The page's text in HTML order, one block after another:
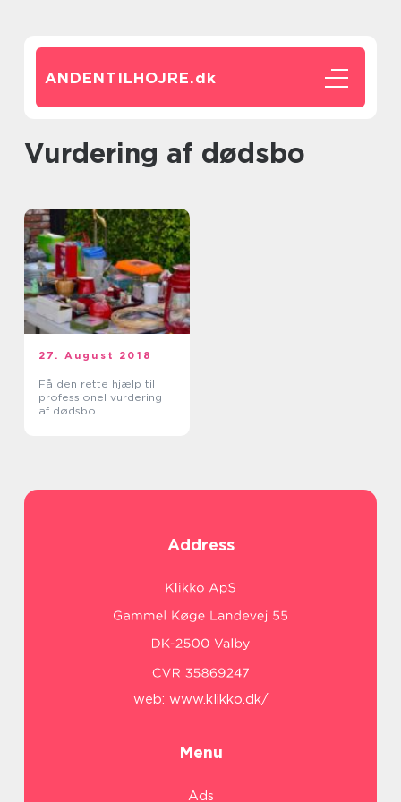
ANDENTILHOJRE.dk
vurdering af dødsbo
27. August 2018
Få den rette hjælp til
professionel vurdering
af dødsbo
Address
web: www.klikko.dk/
Menu
Ads